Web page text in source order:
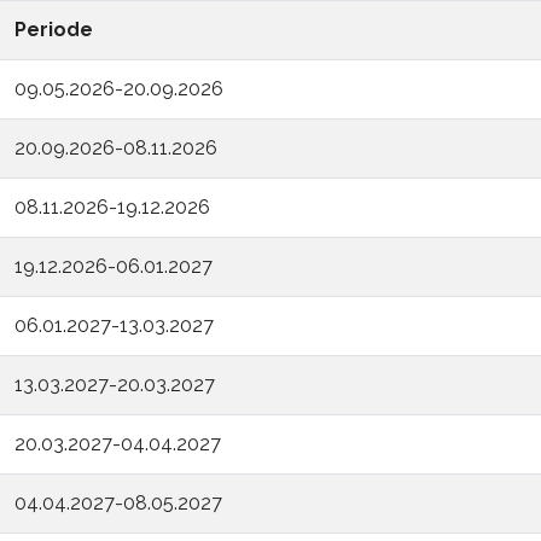
Periode
09.05.2026-20.09.2026
20.09.2026-08.11.2026
08.11.2026-19.12.2026
19.12.2026-06.01.2027
06.01.2027-13.03.2027
13.03.2027-20.03.2027
20.03.2027-04.04.2027
04.04.2027-08.05.2027